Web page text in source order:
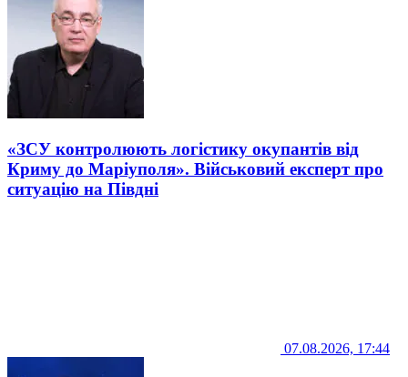
«ЗСУ контролюють логістику окупантів від
Криму до Маріуполя». Військовий експерт про
ситуацію на Півдні
07.08.2026, 17:44